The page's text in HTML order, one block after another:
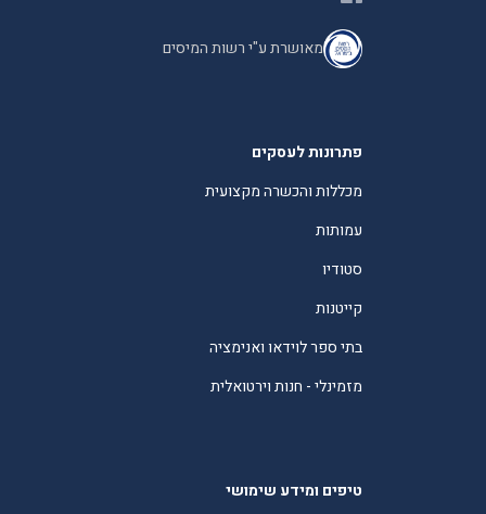
מאושרת ע"י רשות המיסים
פתרונות לעסקים
מכללות והכשרה מקצועית
עמותות
סטודיו
קייטנות
בתי ספר לוידאו ואנימציה
מזמינלי - חנות וירטואלית
טיפים ומידע שימושי